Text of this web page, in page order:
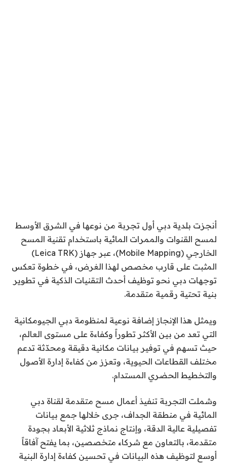
أنجزت بلدية دبي أول تجربة من نوعها في الشرق الأوسط
لمسح القنوات والممرات المائية باستخدام تقنية المسح
الخارجي (Mobile Mapping)، عبر جهاز (Leica TRK)
المثبت على قارب مخصص لهذا الغرض، في خطوة تعكس
توجهات دبي نحو توظيف أحدث التقنيات الذكية في تطوير
بنية تحتية رقمية متقدمة.
ويمثل هذا الإنجاز إضافة نوعية لمنظومة دبي الجيومكانية
التي تعد من بين الأكثر تطوراً وكفاءة على مستوى العالم،
حيث تسهم في توفير بيانات مكانية دقيقة ومحدّثة تدعم
مختلف القطاعات الحيوية، وتعزز من كفاءة إدارة الأصول
والتخطيط الحضري المستدام.
وشملت التجربة تنفيذ أعمال مسح متقدمة لقناة دبي
المائية في منطقة الجداف، جرى خلالها جمع بيانات
تفصيلية عالية الدقة، وإنتاج نماذج ثلاثية الأبعاد بجودة
متقدمة، بالتعاون مع شركاء متخصصين، بما يفتح آفاقاً
أوسع لتوظيف هذه البيانات في تحسين كفاءة إدارة البنية